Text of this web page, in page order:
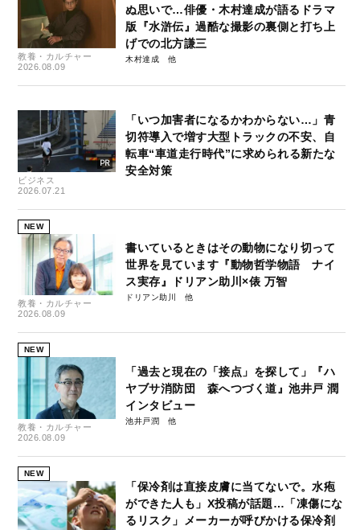
教養・カルチャー
2026.08.09
ぬ思いで…俳優・木村達成が語るドラマ
版『水滸伝』過酷な撮影の裏側と打ち上
げでの北方謙三
木村達成
ビジネス
2026.07.21
「いつ加害者になるかわからない…」青
切符導入で増す大型トラックの不安、自
転車“車道走行時代”に求められる新たな
安全対策
NEW
教養・カルチャー
2026.08.09
書いているときはその動物になり切って
世界を見ています『動物哲学物語 ナイ
ス実存』ドリアン助川×俵 万智
ドリアン助川
NEW
教養・カルチャー
2026.08.09
「過去と現在の「接点」を探して」『ハ
ヤブサ消防団 森へつづく道』池井戸 潤
インタビュー
池井戸潤
NEW
「保冷剤は直接皮膚に当てないで。水疱
ができた人も」X投稿が話題…「凍傷にな
るリスク」メーカーが呼びかける保冷剤